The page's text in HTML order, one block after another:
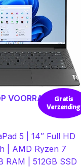
Gratis
Verzending
VOORRAAD
5 | 14″ Full HD
| AMD Ryzen 7
RAM | 512GB SSD